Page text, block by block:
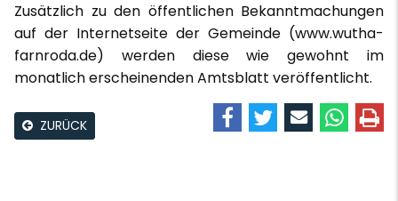
Zusätzlich zu den öffentlichen Bekanntmachungen
auf der Internetseite der Gemeinde (www.wutha-
farnroda.de) werden diese wie gewohnt im
monatlich erscheinenden Amtsblatt veröffentlicht.
ZURÜCK